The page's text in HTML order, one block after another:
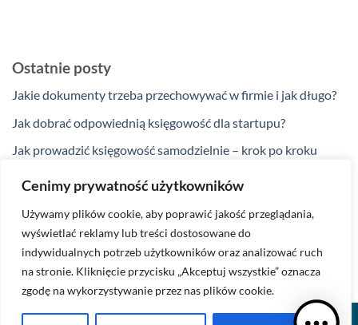
Cenimy prywatność użytkowników
Używamy plików cookie, aby poprawić jakość przeglądania,
wyświetlać reklamy lub treści dostosowane do
indywidualnych potrzeb użytkowników oraz analizować ruch
na stronie. Kliknięcie przycisku „Akceptuj wszystkie” oznacza
zgodę na wykorzystywanie przez nas plików cookie.
Ostatnie posty
Jakie dokumenty trzeba przechowywać w firmie i jak długo?
Jak dobrać odpowiednią księgowość dla startupu?
Jak prowadzić księgowość samodzielnie – krok po kroku
Jakie ulgi podatkowe przysługują przedsiębiorcom w 2025